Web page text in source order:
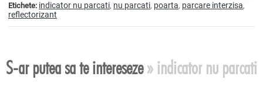
Etichete: indicator nu parcati, nu parcati, poarta, parcare interzisa,
reflectorizant
S-ar putea sa te intereseze» indicator nu parcati